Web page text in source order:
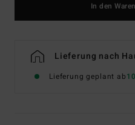
In den
Lieferung nach
Lieferung geplant ab